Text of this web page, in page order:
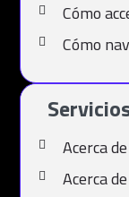
Cómo
Cómo
Acerca
Acerca